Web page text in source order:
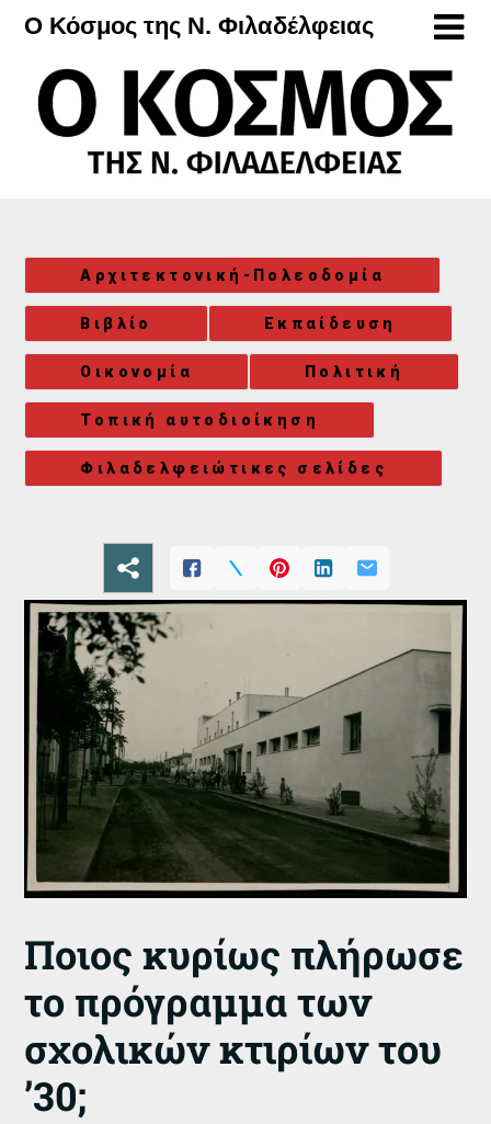
Μετάβαση
περιεχόμενο
Ο Κόσμος της Ν. Φιλαδέλφειας
Αρχιτεκτονική-Πολεοδομία
Βιβλίο Εκπαίδευση
Οικονομία Πολιτική
Τοπική αυτοδιοίκηση
Φιλαδελφειώτικες σελίδες
Ποιος κυρίως πλήρωσε
το πρόγραμμα των
σχολικών κτιρίων του
’30;